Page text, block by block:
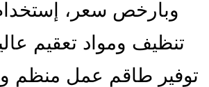
وبارخص سعر،
تنظيف ومواد تعقيم
توفير طاقم عمل منظم